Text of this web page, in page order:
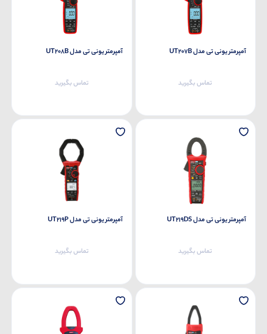
آمپرمتر یونی تی مدل UT207B
تماس بگیرید
آمپرمتر یونی تی مدل UT208B
تماس بگیرید
آمپرمتر یونی تی مدل UT219DS
تماس بگیرید
آمپرمتر یونی تی مدل UT219P
تماس بگیرید